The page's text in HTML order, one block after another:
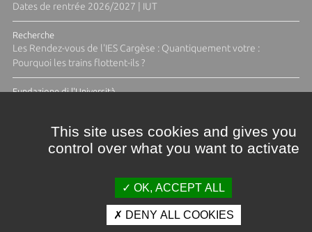
Dates de rentrée 2026/2027 | IUT
Recherche
Les Rendez-vous de l'IES Cargèse : Quantiquement votre :
Pourquoi les trains flottent-ils ?
Fundazione di l'Università
This site uses cookies and gives you
control over what you want to activate
OK, ACCEPT ALL
DENY ALL COOKIES